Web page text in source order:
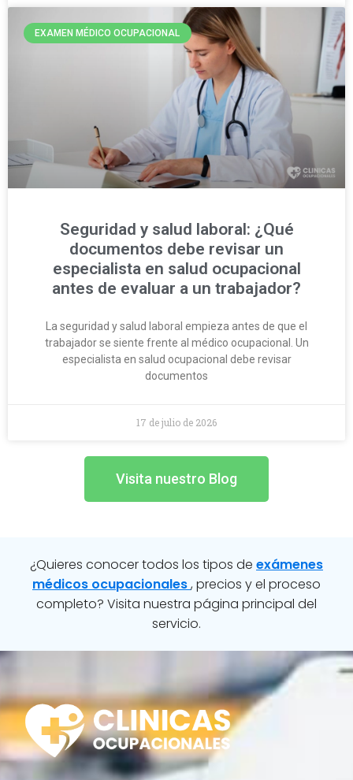
EXAMEN MÉDICO OCUPACIONAL
Seguridad y salud laboral: ¿Qué
documentos debe revisar un
especialista en salud ocupacional
antes de evaluar a un trabajador?
La seguridad y salud laboral empieza antes de que el
trabajador se siente frente al médico ocupacional. Un
especialista en salud ocupacional debe revisar
documentos
17 de julio de 2026
Visita nuestro Blog
¿Quieres conocer todos los tipos de exámenes
médicos ocupacionales, precios y el proceso
completo? Visita nuestra página principal del
servicio.